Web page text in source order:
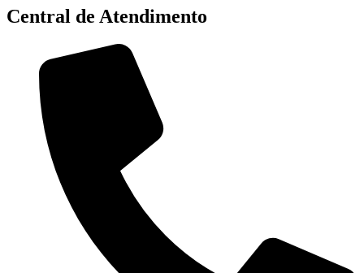
Central de Atendimento